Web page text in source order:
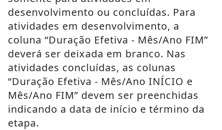
desenvolvimento ou concluídas. Para
atividades em desenvolvimento, a
coluna “Duração Efetiva - Mês/Ano FIM”
deverá ser deixada em branco. Nas
atividades concluídas, as colunas
“Duração Efetiva - Mês/Ano INÍCIO e
Mês/Ano FIM” devem ser preenchidas
indicando a data de início e término da
etapa.